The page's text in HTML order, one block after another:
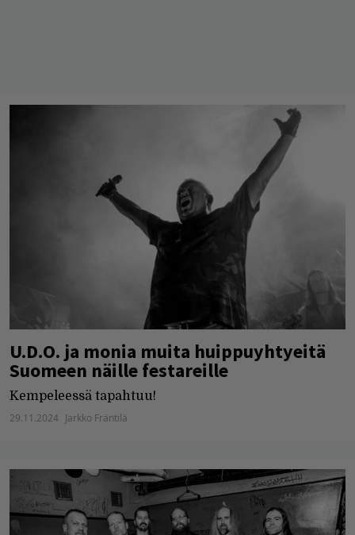
U.D.O. ja monia muita huippuyhtyeitä
Suomeen näille festareille
Kempeleessä tapahtuu!
29.11.2024 Jarkko Fräntilä